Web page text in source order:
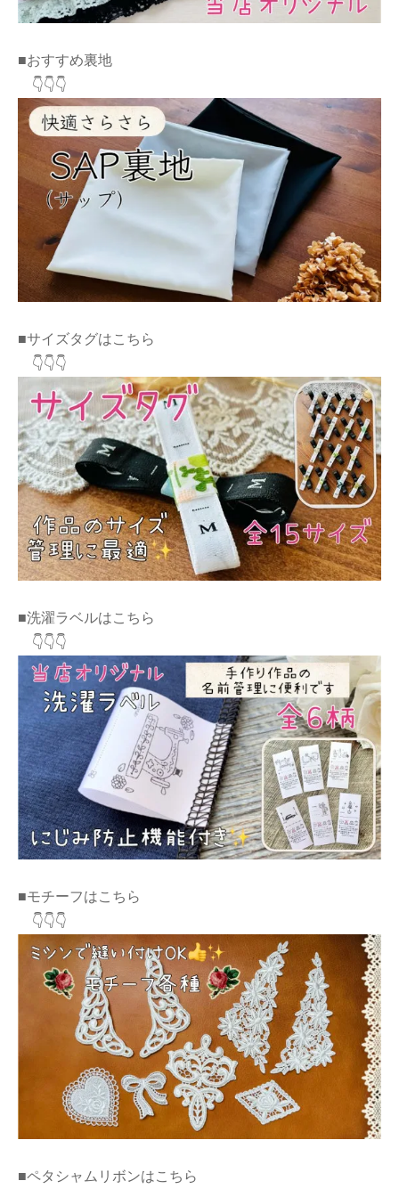
■おすすめ裏地
👇👇👇
■サイズタグはこちら
👇👇👇
■洗濯ラベルはこちら
👇👇👇
■モチーフはこちら
👇👇👇
■ペタシャムリボンはこちら